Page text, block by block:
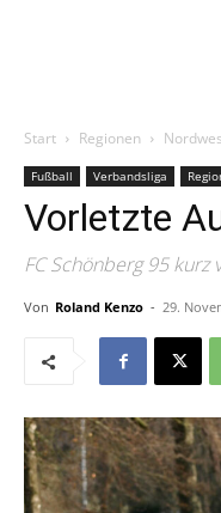
Start Regionen
Fußball Verbandsliga
Vorletzte
FC Schönberg 95
Von Roland Kenzo - 29.